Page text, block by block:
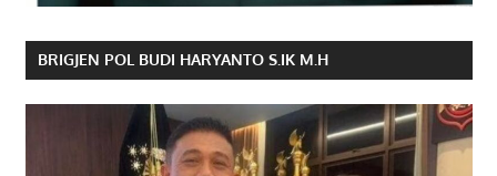
BRIGJEN POL BUDI HARYANTO S.IK M.H